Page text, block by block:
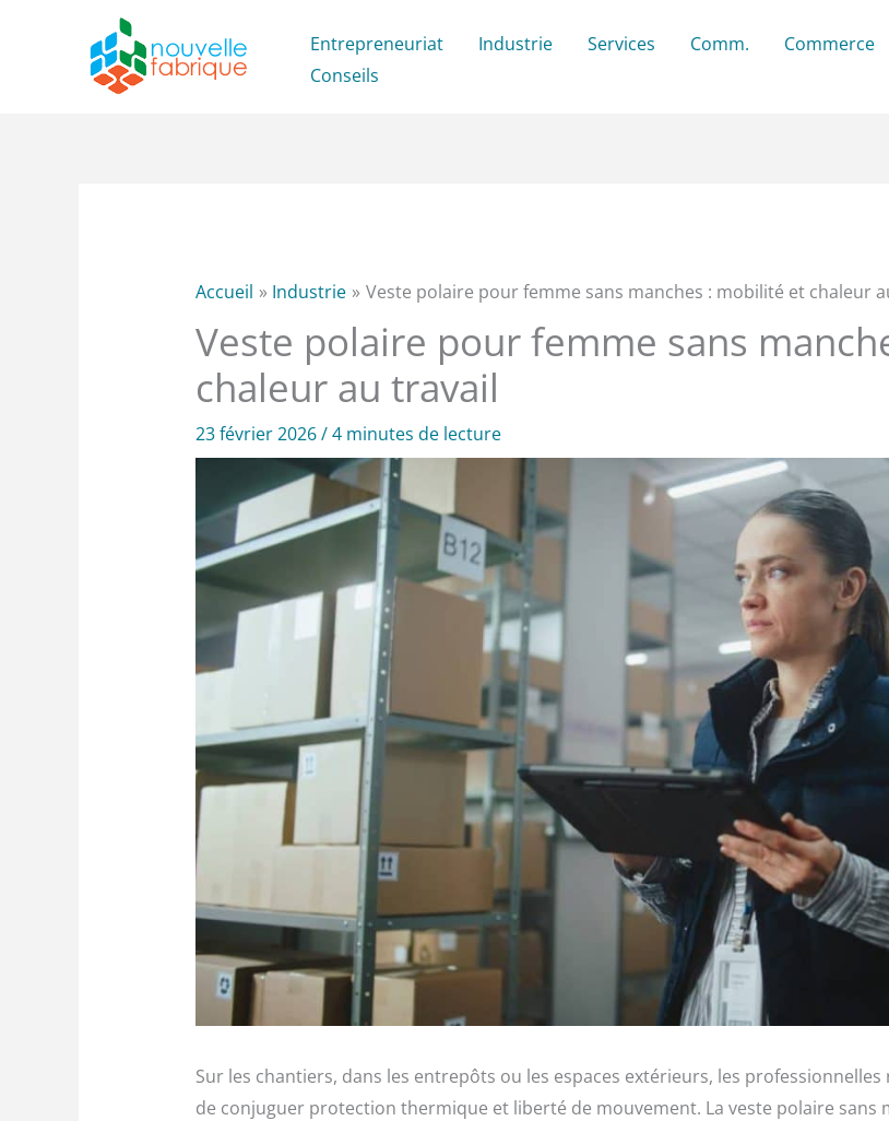
Entrepreneuriat Industrie Services Comm. Commerce
Conseils
Accueil Industrie Veste polaire pour femme sans manches : mobilité et chaleur
Veste polaire pour femme sans
chaleur au travail
23 février 2026/4 minutes de lecture
Sur les chantiers, dans les entrepôts ou les espaces extérieurs, les
de conjuguer protection thermique et liberté de mouvement. La veste polaire sans